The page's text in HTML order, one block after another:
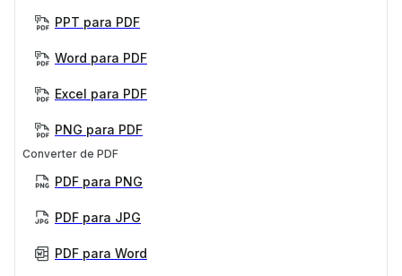
PPT para PDF
Word para PDF
Excel para PDF
PNG para PDF
Converter de PDF
PDF para PNG
PDF para JPG
PDF para Word